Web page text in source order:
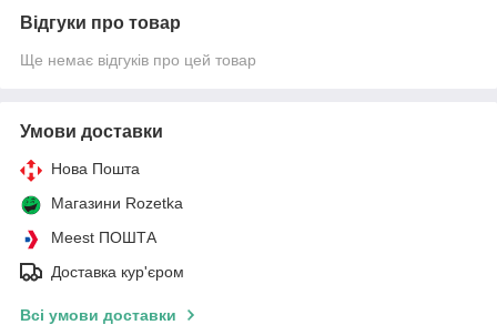
Відгуки про товар
Ще немає відгуків про цей товар
Умови доставки
Нова Пошта
Магазини Rozetka
Meest ПОШТА
Доставка кур'єром
Всі умови доставки